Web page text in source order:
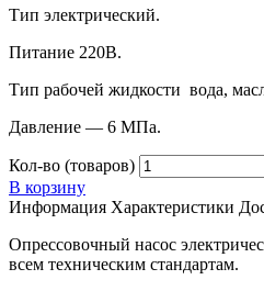
Тип электрический.
Питание 220В.
Тип рабочей жидкости вода,
Давление — 6 МПа.
Кол-во (товаров)
В корзину
Информация Характеристики
Опрессовочный насос
всем техническим стандартам.